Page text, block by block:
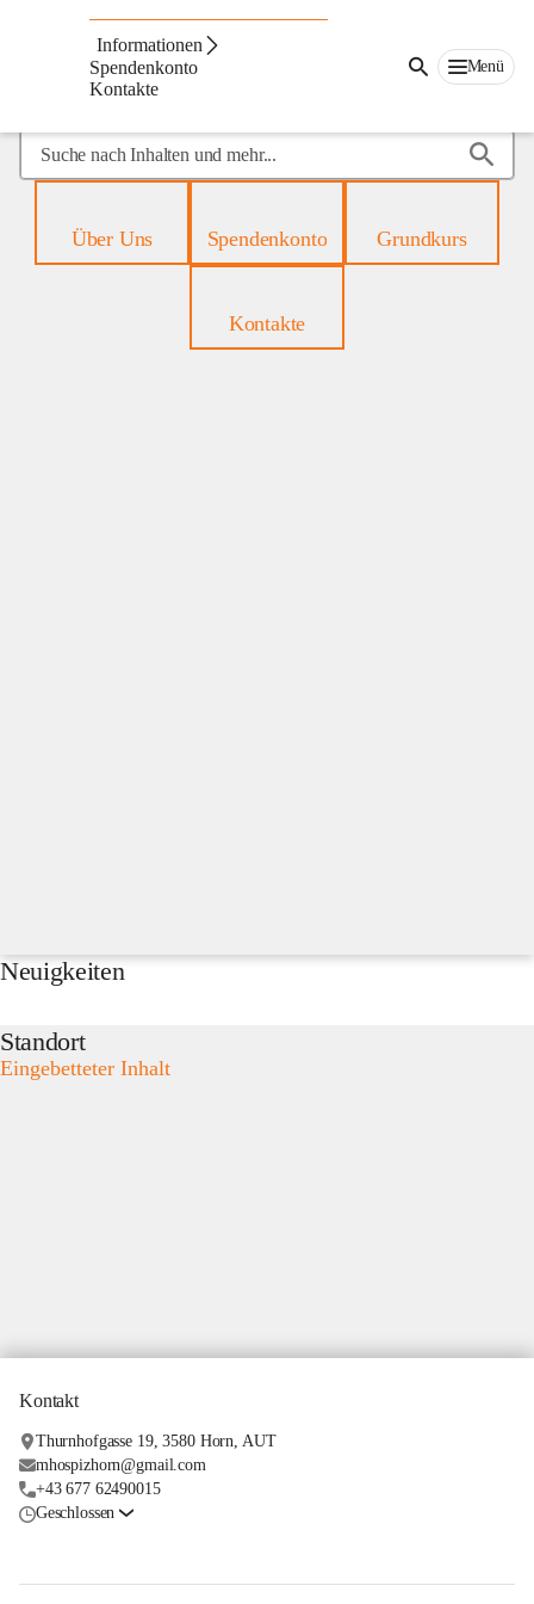
Informationen
Spendenkonto
Kontakte
Menü
Suche
nach
mehr...Über Uns Spendenkonto Grundkurs
Kontakte
Neuigkeiten
Standort
Eingebetteter Inhalt
Kontakt
Thurnhofgasse 19, 3580 Horn, AUT
mhospizhorn@gmail.com
+43 677 62490015
Geschlossen